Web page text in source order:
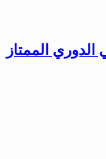
الممتاز